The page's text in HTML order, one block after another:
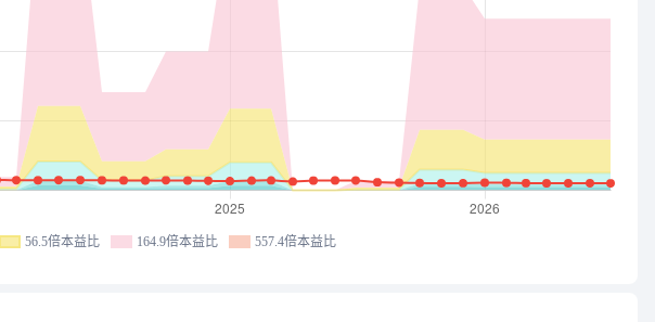
56.5倍本益比 164.9倍本益比 557.4倍本益比